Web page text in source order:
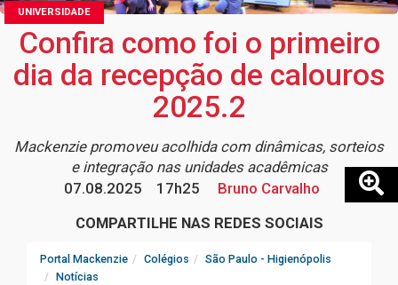
UNIVERSIDADE
Confira como foi o primeiro
dia da recepção de calouros
2025.2
Mackenzie promoveu acolhida com dinâmicas, sorteios
e integração nas unidades acadêmicas
07.08.2025
17h25
Bruno Carvalho
COMPARTILHE NAS REDES SOCIAIS
Portal Mackenzie Colégios
São Paulo - Higienópolis
Notícias